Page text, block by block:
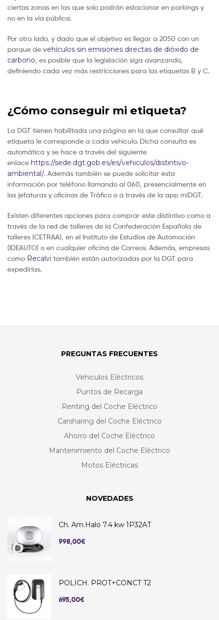
ciertas zonas en las que solo podrán estacionar en parkings y
no en la vía pública.
Por otro lado, y dado que el objetivo es llegar a 2050 con un
parque de vehículos sin emisiones directas de dióxido de
carbono , es posible que la legislación siga avanzando,
definiendo cada vez más restricciones para las etiquetas B y C.
¿Cómo conseguir mi etiqueta?
La DGT tienen habilitada una página en la que consultar qué
etiqueta le corresponde a cada vehículo. Dicha consulta es
automática y se hace a través del siguiente
enlace https://sede.dgt.gob.es/es/vehiculos/distintivo-
ambiental/. Además también se puede solicitar esta
información por teléfono llamando al 060, presencialmente en
las jefaturas y oficinas de Tráfico o a través de la app miDGT.
Existen diferentes opciones para comprar este distintivo como a
través de la red de talleres de la Confederación Española de
talleres (CETRAA), en el Instituto de Estudios de Automoción
(IDEAUTO) o en cualquier oficina de Correos. Además, empresas
como Recalvi también están autorizadas por la DGT para
expedirlas.
PREGUNTAS FRECUENTES
Vehiculos Eléctricos
Puntos de Recarga
Renting del Coche Eléctrico
Carsharing del Coche Eléctrico
Ahorro del Coche Eléctrico
Mantenimiento del Coche Eléctrico
Motos Eléctricas
NOVEDADES
Ch. Am.Halo 7.4 kw 1P32AT
998,00€
POLICH. PROT+CONCT T2
695,00€